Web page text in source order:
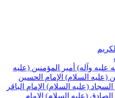
المؤمنين (عليه
الإمام الحسين
الإمام الباقر
الإمام